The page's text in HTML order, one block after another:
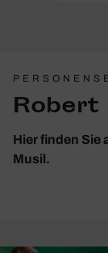
Robert
Hier finden Sie
Musil.